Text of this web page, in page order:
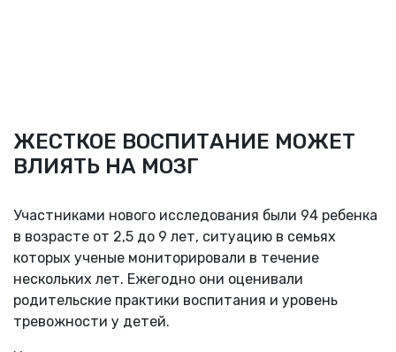
ЖЕСТКОЕ ВОСПИТАНИЕ МОЖЕТ
ВЛИЯТЬ НА МОЗГ
Участниками нового исследования были 94 ребенка
в возрасте от 2,5 до 9 лет, ситуацию в семьях
которых ученые мониторировали в течение
нескольких лет. Ежегодно они оценивали
родительские практики воспитания и уровень
тревожности у детей.